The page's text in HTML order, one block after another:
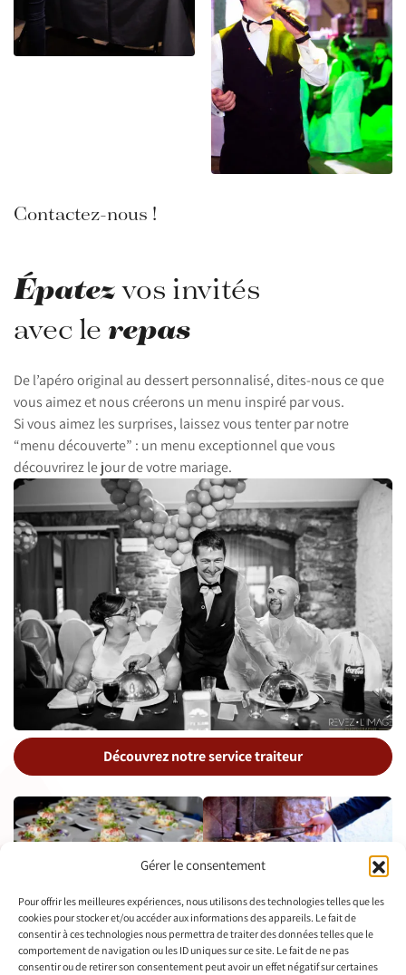
Gérer le consentement
Pour offrir les meilleures expériences, nous utilisons des technologies telles que les
cookies pour stocker et/ou accéder aux informations des appareils. Le fait de
consentir à ces technologies nous permettra de traiter des données telles que le
comportement de navigation ou les ID uniques sur ce site. Le fait de ne pas
consentir ou de retirer son consentement peut avoir un effet négatif sur certaines
Contactez-nous !
Épatezvos invités
avec lerepas
De l’apéro original au dessert personnalisé, dites-nous ce que
vous aimez et nous créerons un menu inspiré par vous.
Si vous aimez les surprises, laissez vous tenter par notre
“menu découverte” : un menu exceptionnel que vous
découvrirez le jour de votre mariage.
Découvrez notre service traiteur
Présentation
exceptionnelle Grillades